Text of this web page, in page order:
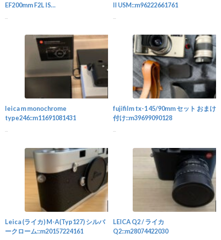
EF200mm F2L IS
II USM::m96222661761
leica m monochrome
type246::m11691081431
fujifilm tx-1 45/90mm セット おまけ
付け::m39699090128
Leica (ライカ) M-A(Typ127) シルバ
ークローム::m20157224161
LEICA Q2 / ライカ
Q2::m28074422030